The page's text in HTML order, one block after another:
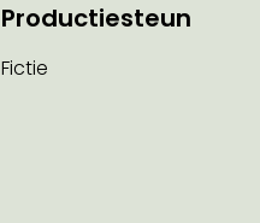
Productiesteun
Fictie